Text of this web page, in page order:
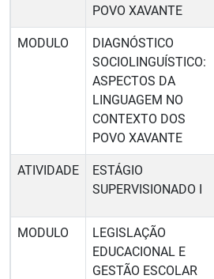
POVO XAVANTE
MODULO
DIAGNÓSTICO
SOCIOLINGUÍSTICO:
ASPECTOS DA
LINGUAGEM NO
CONTEXTO DOS
POVO XAVANTE
ATIVIDADE
ESTÁGIO
SUPERVISIONADO I
MODULO
LEGISLAÇÃO
EDUCACIONAL E
GESTÃO ESCOLAR